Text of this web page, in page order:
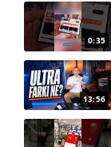
0:35
13:56